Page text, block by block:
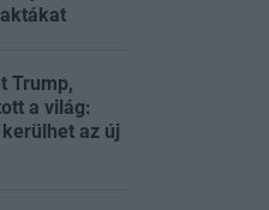
Trump,
a világ:
kerülhet az új